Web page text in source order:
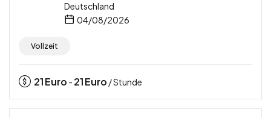
Deutschland
04/08/2026
Vollzeit
21Euro - 21Euro / Stunde